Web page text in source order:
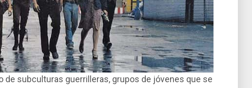
de subculturas guerrilleras, grupos de jóvenes que se